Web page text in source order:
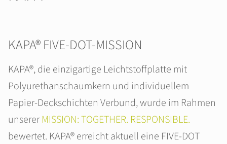
KAPA® FIVE-DOT-MISSION
KAPA®, die einzigartige Leichtstoffplatte mit
Polyurethanschaumkern und individuellem
Papier-Deckschichten Verbund, wurde im Rahmen
unsererMISSION: TOGETHER. RESPONSIBLE.
bewertet. KAPA® erreicht aktuell eine FIVE-DOT